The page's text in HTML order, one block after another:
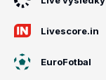
Livescore.in
EuroFotbal